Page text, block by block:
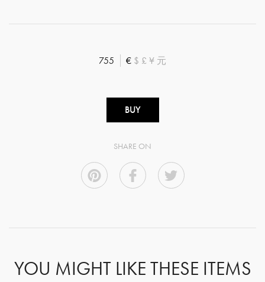
755 € $ £ ¥ 元
BUY
SHARE ON
YOU MIGHT LIKE THESE ITEMS